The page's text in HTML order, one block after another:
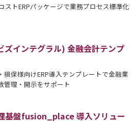
ストERPパッケージで業務プロセス標準化
インテグラル) 金融会計テンプ
損保様向けERP導入テンプレートで金融業
管理・開示をサポート
基盤fusion_place 導入ソリュー